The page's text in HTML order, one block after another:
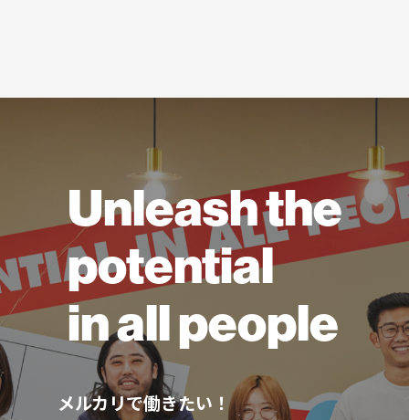
Unleash the
potential
in all people
メルカリで働きたい！